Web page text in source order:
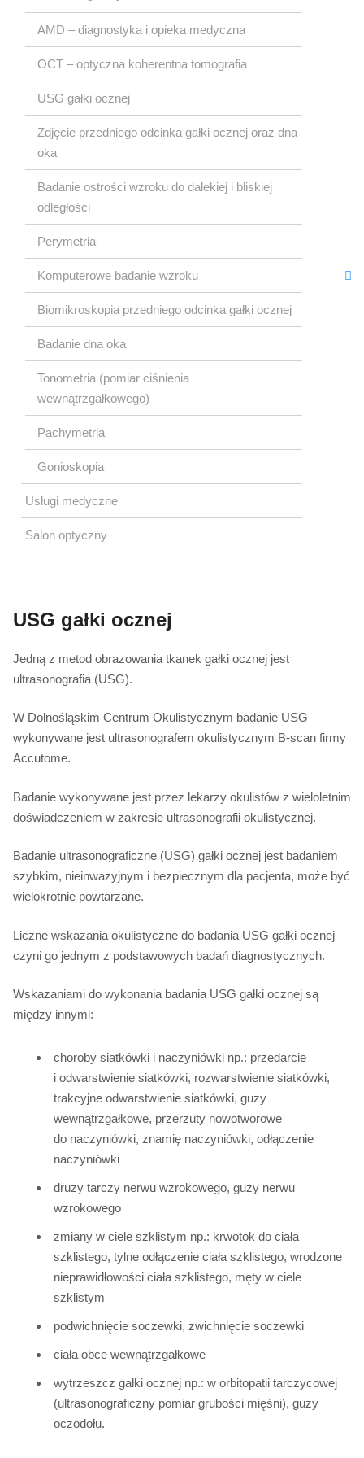
Okulistyczna
AMD – diagnostyka i opieka medyczna
OCT – optyczna koherentna tomografia
USG gałki ocznej
Zdjęcie przedniego odcinka gałki ocznej oraz dna
oka
Badanie ostrości wzroku do dalekiej i bliskiej
odległości
Perymetria
Komputerowe badanie wzroku
Biomikroskopia przedniego odcinka gałki ocznej
Badanie dna oka
Tonometria (pomiar ciśnienia
wewnątrzgałkowego)
Pachymetria
Gonioskopia
Usługi medyczne
Salon optyczny
USG gałki ocznej
Jedną z metod obrazowania tkanek gałki ocznej jest
ultrasonografia (USG).
W Dolnośląskim Centrum Okulistycznym badanie USG
wykonywane jest ultrasonografem okulistycznym B-scan firmy
Accutome.
Badanie wykonywane jest przez lekarzy okulistów z wieloletnim
doświadczeniem w zakresie ultrasonografii okulistycznej.
Badanie ultrasonograficzne (USG) gałki ocznej jest badaniem
szybkim, nieinwazyjnym i bezpiecznym dla pacjenta, może być
wielokrotnie powtarzane.
Liczne wskazania okulistyczne do badania USG gałki ocznej
czyni go jednym z podstawowych badań diagnostycznych.
Wskazaniami do wykonania badania USG gałki ocznej są
między innymi:
choroby siatkówki i naczyniówki np.: przedarcie
i odwarstwienie siatkówki, rozwarstwienie siatkówki,
trakcyjne odwarstwienie siatkówki, guzy
wewnątrzgałkowe, przerzuty nowotworowe
do naczyniówki, znamię naczyniówki, odłączenie
naczyniówki
druzy tarczy nerwu wzrokowego, guzy nerwu
wzrokowego
zmiany w ciele szklistym np.: krwotok do ciała
szklistego, tylne odłączenie ciała szklistego, wrodzone
nieprawidłowości ciała szklistego, męty w ciele
szklistym
podwichnięcie soczewki, zwichnięcie soczewki
ciała obce wewnątrzgałkowe
wytrzeszcz gałki ocznej np.: w orbitopatii tarczycowej
(ultrasonograficzny pomiar grubości mięśni), guzy
oczodołu.